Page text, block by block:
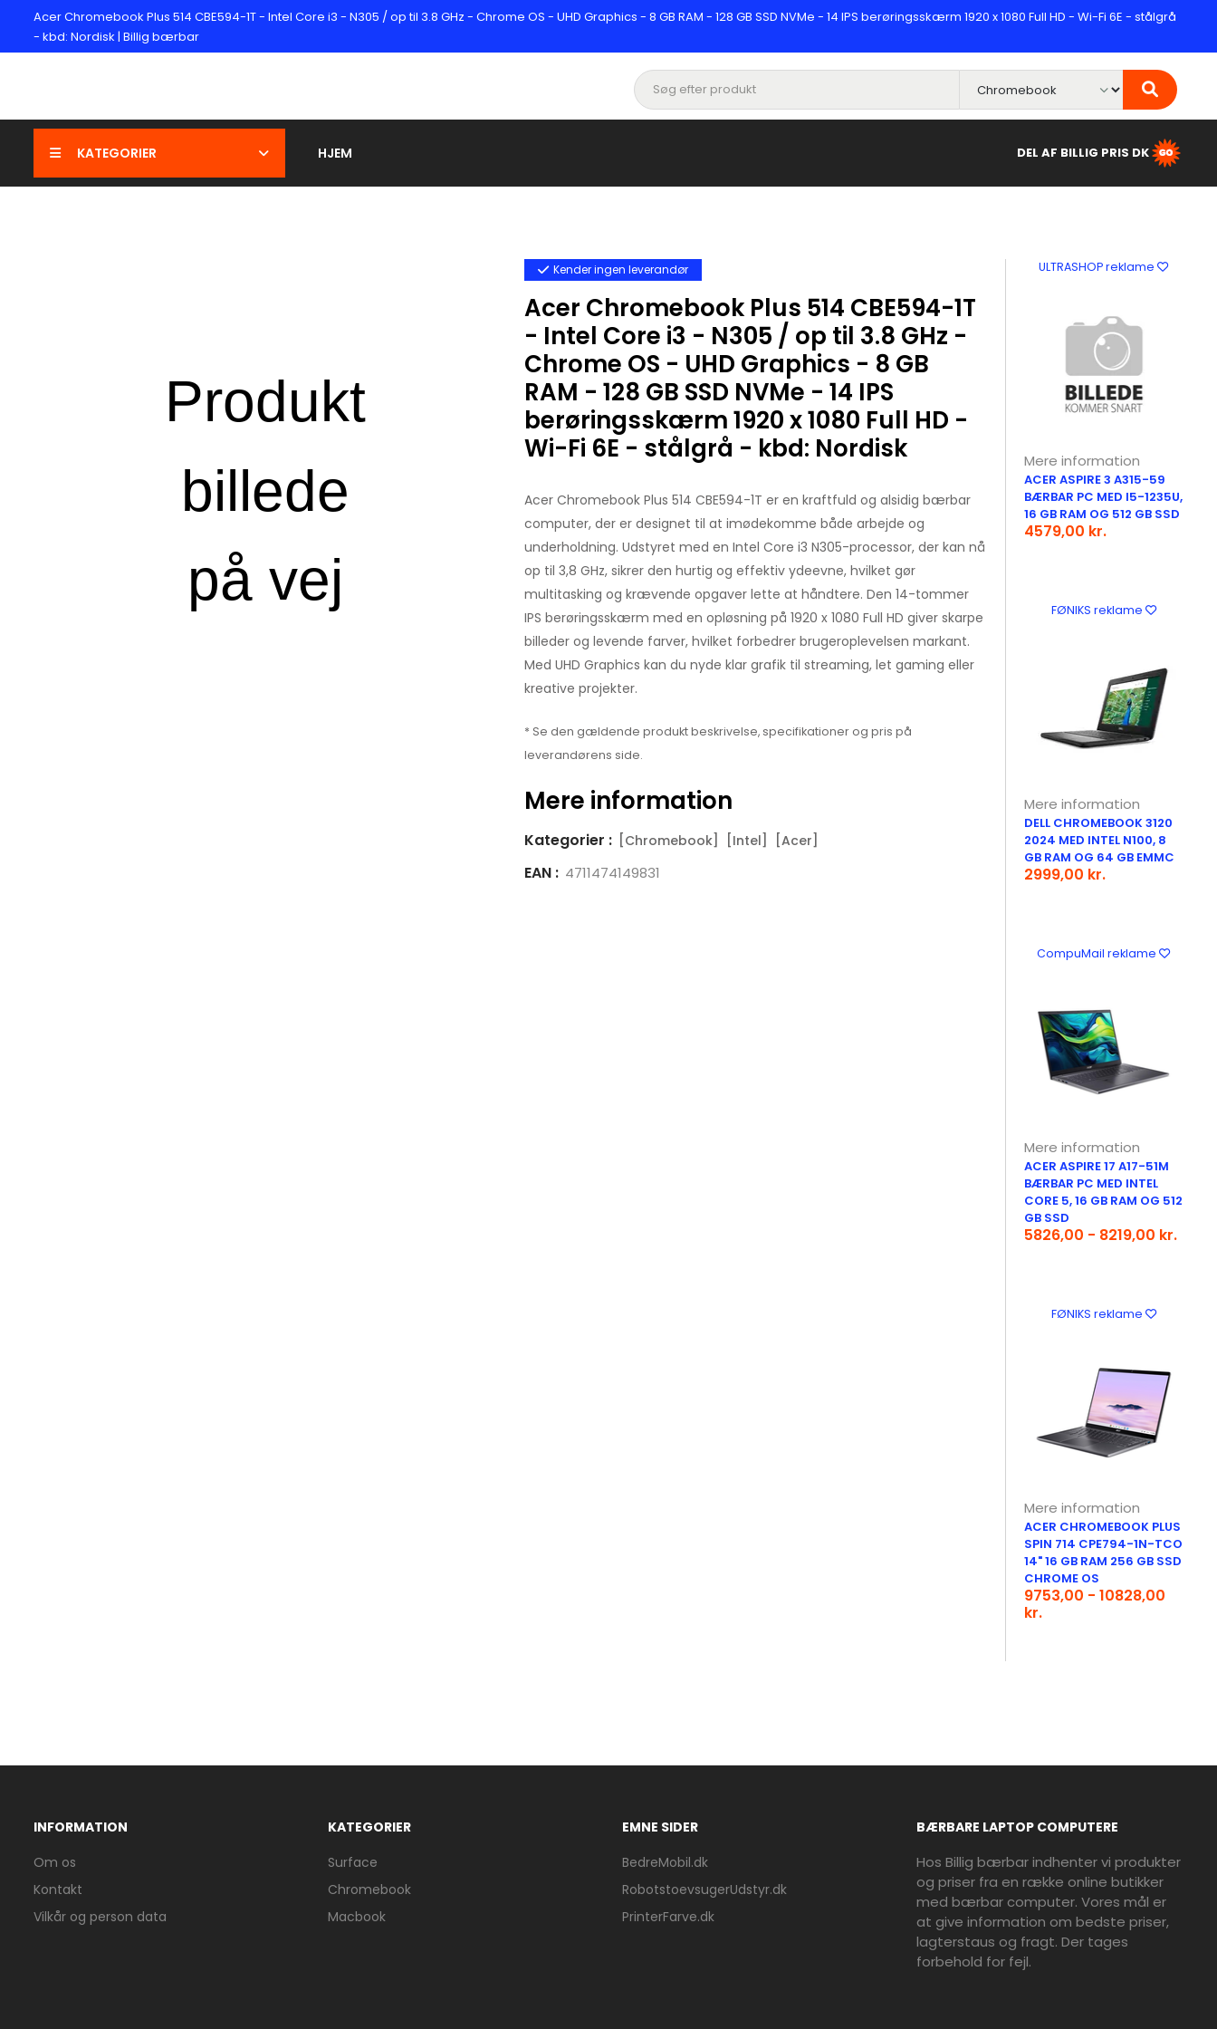
Acer Chromebook Plus 514 CBE594-1T - Intel Core i3 - N305 / op til 3.8 GHz - Chrome OS - UHD Graphics - 8 GB RAM - 128 GB SSD NVMe - 14 IPS berøringsskærm 1920 x 1080 Full HD - Wi-Fi 6E - stålgrå
- kbd: Nordisk | Billig bærbar
KATEGORIER HJEM DEL AF BILLIG PRIS DK
Kender ingen leverandør
Acer Chromebook Plus 514 CBE594-1T
- Intel Core i3 - N305 / op til 3.8 GHz -
Chrome OS - UHD Graphics - 8 GB
RAM - 128 GB SSD NVMe - 14 IPS
berøringsskærm 1920 x 1080 Full HD -
Wi-Fi 6E - stålgrå - kbd: Nordisk
Acer Chromebook Plus 514 CBE594-1T er en kraftfuld og alsidig bærbar
computer, der er designet til at imødekomme både arbejde og
underholdning. Udstyret med en Intel Core i3 N305-processor, der kan nå
op til 3,8 GHz, sikrer den hurtig og effektiv ydeevne, hvilket gør
multitasking og krævende opgaver lette at håndtere. Den 14-tommer
IPS berøringsskærm med en opløsning på 1920 x 1080 Full HD giver skarpe
billeder og levende farver, hvilket forbedrer brugeroplevelsen markant.
Med UHD Graphics kan du nyde klar grafik til streaming, let gaming eller
kreative projekter.
* Se den gældende produkt beskrivelse, specifikationer og pris på
leverandørens side.
Mere information
Kategorier : [Chromebook] [Intel] [Acer]
EAN : 4711474149831
ULTRASHOP reklame
Mere information
ACER ASPIRE 3 A315-59
BÆRBAR PC MED I5-1235U,
16 GB RAM OG 512 GB SSD
4579,00 kr.
FØNIKS reklame
Mere information
DELL CHROMEBOOK 3120
2024 MED INTEL N100, 8
GB RAM OG 64 GB EMMC
2999,00 kr.
CompuMail reklame
Mere information
ACER ASPIRE 17 A17-51M
BÆRBAR PC MED INTEL
CORE 5, 16 GB RAM OG 512
GB SSD
5826,00 - 8219,00 kr.
FØNIKS reklame
Mere information
ACER CHROMEBOOK PLUS
SPIN 714 CPE794-1N-TCO
14" 16 GB RAM 256 GB SSD
CHROME OS
9753,00 - 10828,00
kr.
INFORMATION
Om os
Kontakt
Vilkår og person data
KATEGORIER
Surface
Chromebook
Macbook
EMNE SIDER
BedreMobil.dk
RobotstoevsugerUdstyr.dk
PrinterFarve.dk
BÆRBARE LAPTOP COMPUTERE
Hos Billig bærbar indhenter vi produkter
og priser fra en række online butikker
med bærbar computer. Vores mål er
at give information om bedste priser,
lagterstaus og fragt. Der tages
forbehold for fejl.